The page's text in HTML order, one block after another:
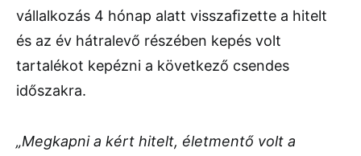
vállalkozás 4 hónap alatt visszaﬁzette a hitelt
és az év hátralevő részében kepés volt
tartalékot kepézni a következő csendes
időszakra.
„Megkapni a kért hitelt, életmentő volt a